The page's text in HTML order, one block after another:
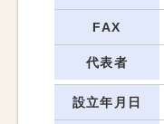
FAX
代表者
設立年月日